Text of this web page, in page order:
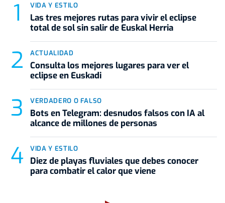
VIDA Y ESTILO
Las tres mejores rutas para vivir el eclipse
total de sol sin salir de Euskal Herria
ACTUALIDAD
Consulta los mejores lugares para ver el
eclipse en Euskadi
VERDADERO O FALSO
Bots en Telegram: desnudos falsos con IA al
alcance de millones de personas
VIDA Y ESTILO
Diez de playas fluviales que debes conocer
para combatir el calor que viene